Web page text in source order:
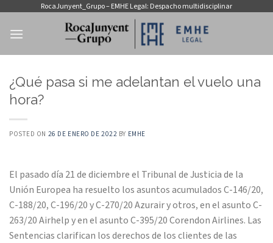
contenido
RocaJunyent_Grupo – EMHE Legal: Despacho multidisciplinar
¿Qué pasa si me adelantan el vuelo una
hora?
POSTED ON 26 DE ENERO DE 2022 BY EMHE
El pasado día 21 de diciembre el Tribunal de Justicia de la
Unión Europea ha resuelto los asuntos acumulados C-146/20,
C-188/20, C-196/20 y C-270/20 Azurair y otros, en el asunto C-
263/20 Airhelp y en el asunto C-395/20 Corendon Airlines. Las
Sentencias clarifican los derechos de los clientes de las